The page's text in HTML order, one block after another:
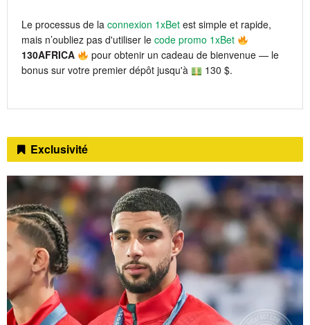
Le processus de la connexion 1xBet est simple et rapide,
mais n’oubliez pas d'utiliser le code promo 1xBet
130AFRICA
pour obtenir un cadeau de bienvenue — le
bonus sur votre premier dépôt jusqu'à
130 $.
Exclusivité